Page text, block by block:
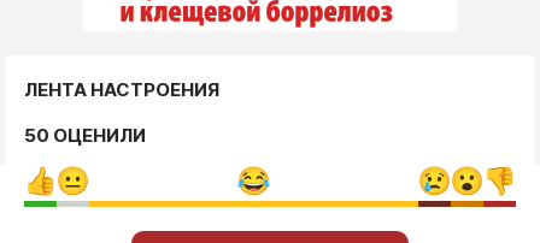
ЛЕНТА НАСТРОЕНИЯ
50 ОЦЕНИЛИ